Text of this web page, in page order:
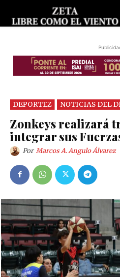
DEPORTEZ NOTICIAS DEL
Zonkeys realizará
integrar sus
Por Marcos A. Angulo Álvarez